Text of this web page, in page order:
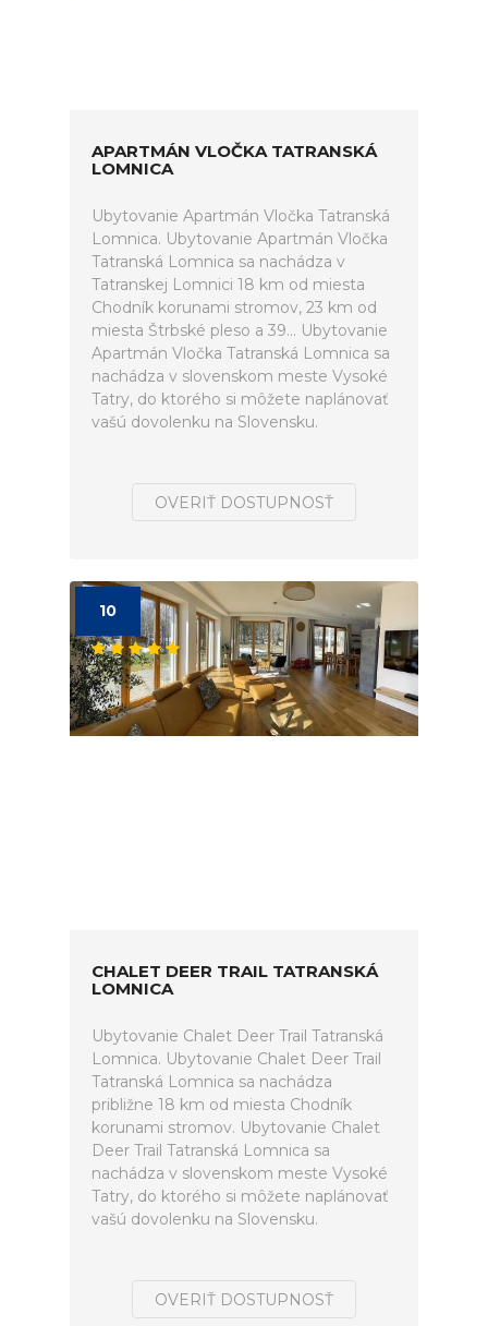
APARTMÁN VLOČKA TATRANSKÁ
LOMNICA
Ubytovanie Apartmán Vločka Tatranská
Lomnica. Ubytovanie Apartmán Vločka
Tatranská Lomnica sa nachádza v
Tatranskej Lomnici 18 km od miesta
Chodník korunami stromov, 23 km od
miesta Štrbské pleso a 39... Ubytovanie
Apartmán Vločka Tatranská Lomnica sa
nachádza v slovenskom meste Vysoké
Tatry, do ktorého si môžete naplánovať
vašú dovolenku na Slovensku.
OVERIŤ DOSTUPNOSŤ
10
CHALET DEER TRAIL TATRANSKÁ
LOMNICA
Ubytovanie Chalet Deer Trail Tatranská
Lomnica. Ubytovanie Chalet Deer Trail
Tatranská Lomnica sa nachádza
približne 18 km od miesta Chodník
korunami stromov. Ubytovanie Chalet
Deer Trail Tatranská Lomnica sa
nachádza v slovenskom meste Vysoké
Tatry, do ktorého si môžete naplánovať
vašú dovolenku na Slovensku.
OVERIŤ DOSTUPNOSŤ